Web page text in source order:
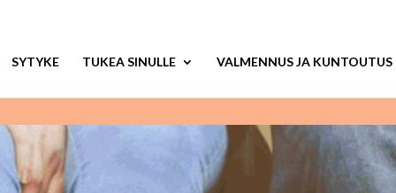
SYTYKE TUKEA SINULLE VALMENNUS JA KUNTOUTUS